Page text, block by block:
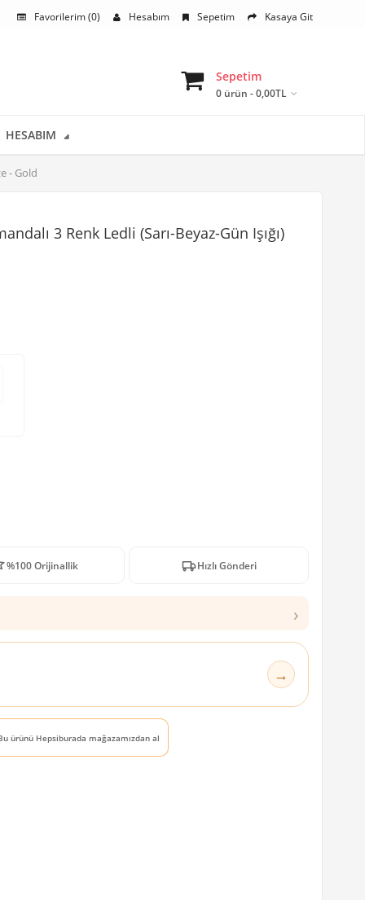
Favorilerim (0) Hesabım Sepetim Kasaya Git
Sepetim
0 ürün - 0,00TL
HESABIM
- Gold
3 Renk Ledli (Sarı-Beyaz-Gün Işığı)
%100 Orijinallik Hızlı Gönderi
›
→
ürünü Hepsiburada mağazamızdan al